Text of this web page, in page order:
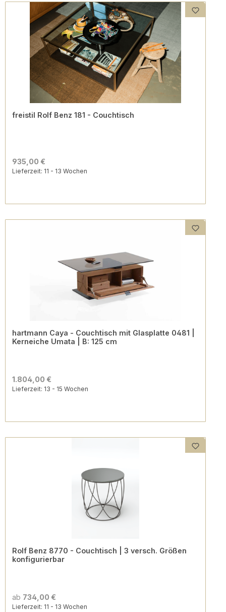
freistil Rolf Benz 181 - Couchtisch
935,00 €
Lieferzeit: 11 - 13 Wochen
hartmann Caya - Couchtisch mit Glasplatte 0481 |
Kerneiche Umata | B: 125 cm
1.804,00 €
Lieferzeit: 13 - 15 Wochen
Rolf Benz 8770 - Couchtisch | 3 versch. Größen
konfigurierbar
ab 734,00 €
Lieferzeit: 11 - 13 Wochen